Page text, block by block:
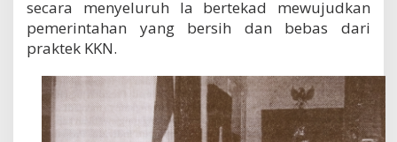
r
i
n
h
a
H
secara menyeluruh Ia bertekad mewujudkan
pemerintahan yang bersih dan bebas dari
praktek KKN.